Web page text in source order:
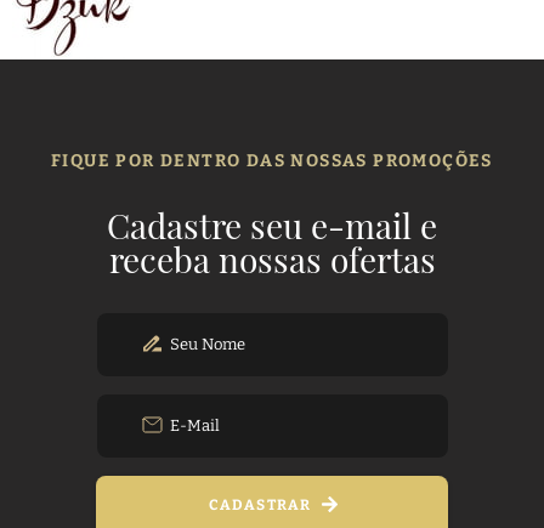
FIQUE POR DENTRO DAS NOSSAS PROMOÇÕES
Cadastre seu e-mail e
receba nossas ofertas
CADASTRAR